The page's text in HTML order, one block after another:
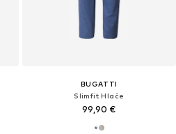
BUGATTI
Slimfit Hlače
99,90 €